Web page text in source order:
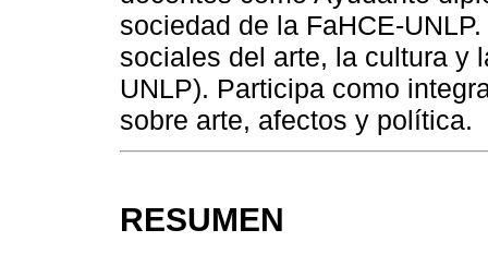
sociedad de la FaHCE-
sociales del arte, la cultura y
UNLP). Participa como
sobre arte, afectos y política.
RESUMEN